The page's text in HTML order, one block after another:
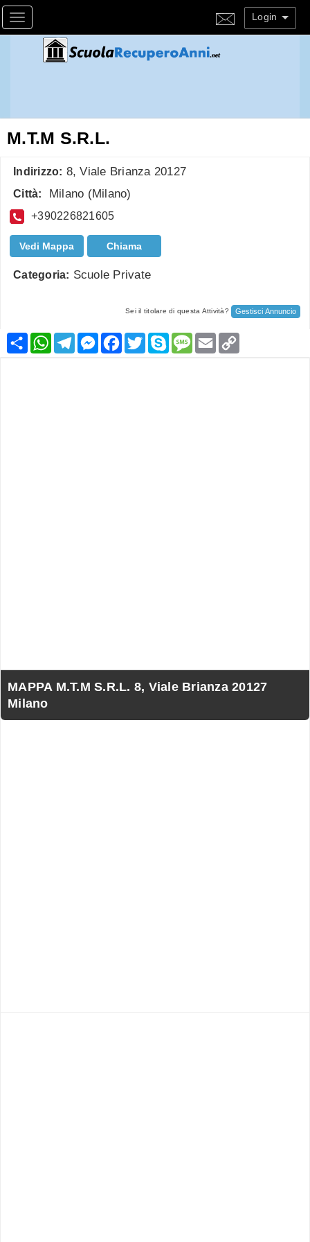
Toggle navigation Login
M.T.M S.R.L.
Indirizzo: 8, Viale Brianza 20127
Città: Milano (Milano)
+390226821605
Vedi Mappa Chiama
Categoria: Scuole Private
Sei il titolare di questa Attività? Gestisci Annuncio
CondividiWhatsApp
TelegramMessenger
Facebook
TwitterSkypeMessage
Email
MAPPA M.T.M S.R.L. 8, Viale Brianza 20127
Milano